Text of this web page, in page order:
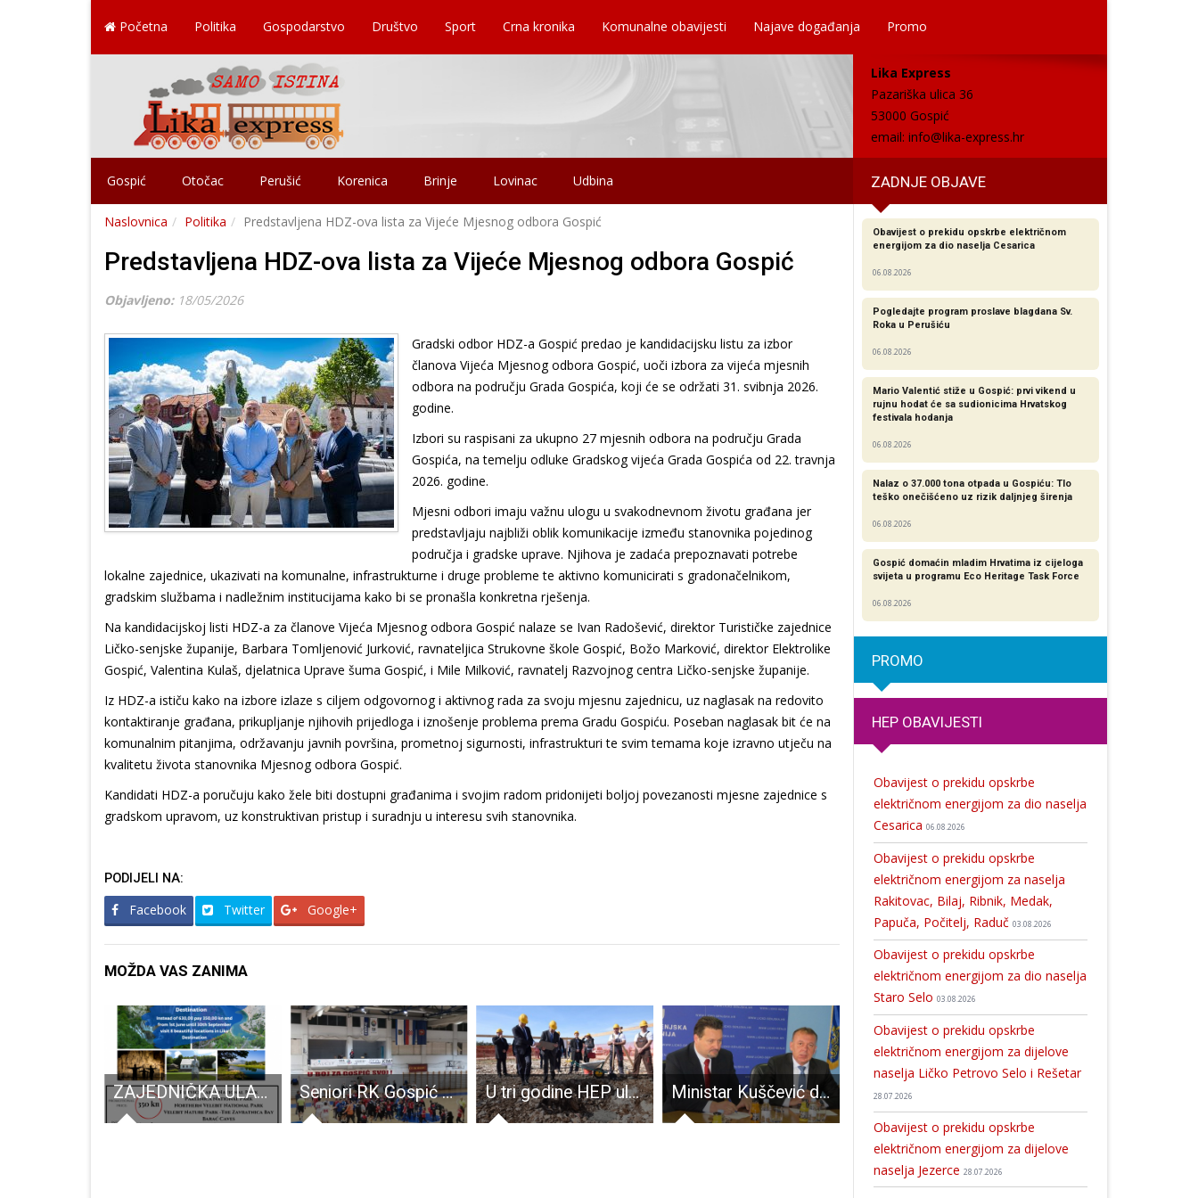
Početna Politika Gospodarstvo Društvo Sport Crna kronika Komunalne obavijesti Najave događanja Promo
Lika Express
Pazariška ulica 36
53000 Gospić
email: info@lika-express.hr
Gospić Otočac Perušić Korenica Brinje Lovinac Udbina ZADNJE OBJAVE
Naslovnica Politika Predstavljena HDZ-ova lista za Vijeće Mjesnog odbora Gospić
Predstavljena HDZ-ova lista za Vijeće Mjesnog odbora Gospić
Objavljeno: 18/05/2026
Gradski odbor HDZ-a Gospić predao je kandidacijsku listu za izbor
članova Vijeća Mjesnog odbora Gospić, uoči izbora za vijeća mjesnih
odbora na području Grada Gospića, koji će se održati 31. svibnja 2026.
godine.
Izbori su raspisani za ukupno 27 mjesnih odbora na području Grada
Gospića, na temelju odluke Gradskog vijeća Grada Gospića od 22. travnja
2026. godine.
Mjesni odbori imaju važnu ulogu u svakodnevnom životu građana jer
predstavljaju najbliži oblik komunikacije između stanovnika pojedinog
područja i gradske uprave. Njihova je zadaća prepoznavati potrebe
lokalne zajednice, ukazivati na komunalne, infrastrukturne i druge probleme te aktivno komunicirati s gradonačelnikom,
gradskim službama i nadležnim institucijama kako bi se pronašla konkretna rješenja.
Na kandidacijskoj listi HDZ-a za članove Vijeća Mjesnog odbora Gospić nalaze se Ivan Radošević, direktor Turističke zajednice
Ličko-senjske županije, Barbara Tomljenović Jurković, ravnateljica Strukovne škole Gospić, Božo Marković, direktor Elektrolike
Gospić, Valentina Kulaš, djelatnica Uprave šuma Gospić, i Mile Milković, ravnatelj Razvojnog centra Ličko-senjske županije.
Iz HDZ-a ističu kako na izbore izlaze s ciljem odgovornog i aktivnog rada za svoju mjesnu zajednicu, uz naglasak na redovito
kontaktiranje građana, prikupljanje njihovih prijedloga i iznošenje problema prema Gradu Gospiću. Poseban naglasak bit će na
komunalnim pitanjima, održavanju javnih površina, prometnoj sigurnosti, infrastrukturi te svim temama koje izravno utječu na
kvalitetu života stanovnika Mjesnog odbora Gospić.
Kandidati HDZ-a poručuju kako žele biti dostupni građanima i svojim radom pridonijeti boljoj povezanosti mjesne zajednice s
gradskom upravom, uz konstruktivan pristup i suradnju u interesu svih stanovnika.
PODIJELI NA:
Facebook Twitter Google+
MOŽDA VAS ZANIMA
ZAJEDNIČKA ULAZNICA DESTINACIJE LIKA: do rujna posjetite 8 atrakcija za 350 umjesto 630 kn Seniori RK Gospić uvjerljivi u derbiju za sjajan završetak prvog dijela sezone U tri godine HEP ulaže 40 milijuna kuna u mrežu u Lici i podvelebitskom Primorju Ministar Kuščević donio skoro 2 milijuna kuna u Ličko-senjsku županiju
Obavijest o prekidu opskrbe električnom
energijom za dio naselja Cesarica
06.08.2026
Pogledajte program proslave blagdana Sv.
Roka u Perušiću
06.08.2026
Mario Valentić stiže u Gospić: prvi vikend u
rujnu hodat će sa sudionicima Hrvatskog
festivala hodanja
06.08.2026
Nalaz o 37.000 tona otpada u Gospiću: Tlo
teško onečišćeno uz rizik daljnjeg širenja
06.08.2026
Gospić domaćin mladim Hrvatima iz cijeloga
svijeta u programu Eco Heritage Task Force
06.08.2026
PROMO
HEP OBAVIJESTI
Obavijest o prekidu opskrbe
električnom energijom za dio naselja
Cesarica 06.08.2026
Obavijest o prekidu opskrbe
električnom energijom za naselja
Rakitovac, Bilaj, Ribnik, Medak,
Papuča, Počitelj, Raduč 03.08.2026
Obavijest o prekidu opskrbe
električnom energijom za dio naselja
Staro Selo 03.08.2026
Obavijest o prekidu opskrbe
električnom energijom za dijelove
naselja Ličko Petrovo Selo i Rešetar
28.07.2026
Obavijest o prekidu opskrbe
električnom energijom za dijelove
naselja Jezerce 28.07.2026